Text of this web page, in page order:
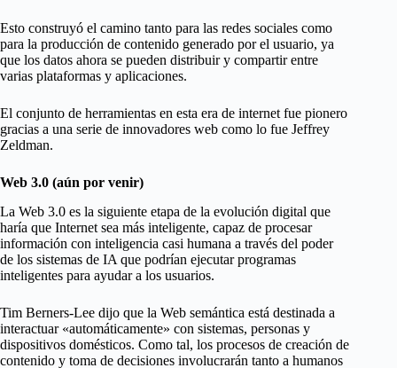
Esto construyó el camino tanto para las redes sociales como
para la producción de contenido generado por el usuario, ya
que los datos ahora se pueden distribuir y compartir entre
varias plataformas y aplicaciones.
El conjunto de herramientas en esta era de internet fue pionero
gracias a una serie de innovadores web como lo fue Jeffrey
Zeldman.
Web 3.0 (aún por venir)
La Web 3.0 es la siguiente etapa de la evolución digital que
haría que Internet sea más inteligente, capaz de procesar
información con inteligencia casi humana a través del poder
de los sistemas de IA que podrían ejecutar programas
inteligentes para ayudar a los usuarios.
Tim Berners-Lee dijo que la Web semántica está destinada a
interactuar «automáticamente» con sistemas, personas y
dispositivos domésticos. Como tal, los procesos de creación de
contenido y toma de decisiones involucrarán tanto a humanos